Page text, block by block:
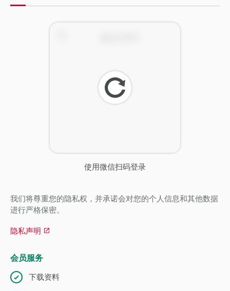
使用微信扫码登录
刷
新
我们将尊重您的隐私权，并承诺会对您的个人信息和其他数据
进行严格保密。
隐私声明
会员服务
下载资料